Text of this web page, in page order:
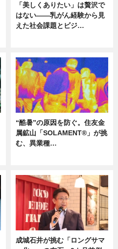
「美しくありたい」は贅沢で
はない――乳がん経験から見
えた社会課題とビジ…
“酷暑”の原因を防ぐ。住友金
属鉱山「SOLAMENT®」が挑
む、異業種…
成城石井が挑む「ロングサマ